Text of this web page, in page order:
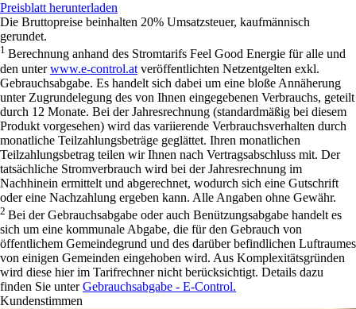
Preisblatt herunterladen
Die Bruttopreise beinhalten 20% Umsatzsteuer, kaufmännisch
gerundet.
1 Berechnung anhand des Stromtarifs Feel Good Energie für alle und
den unter www.e-control.at veröffentlichten Netzentgelten exkl.
Gebrauchsabgabe. Es handelt sich dabei um eine bloße Annäherung
unter Zugrundelegung des von Ihnen eingegebenen Verbrauchs, geteilt
durch 12 Monate. Bei der Jahresrechnung (standardmäßig bei diesem
Produkt vorgesehen) wird das variierende Verbrauchsverhalten durch
monatliche Teilzahlungsbeträge geglättet. Ihren monatlichen
Teilzahlungsbetrag teilen wir Ihnen nach Vertragsabschluss mit. Der
tatsächliche Stromverbrauch wird bei der Jahresrechnung im
Nachhinein ermittelt und abgerechnet, wodurch sich eine Gutschrift
oder eine Nachzahlung ergeben kann. Alle Angaben ohne Gewähr.
2 Bei der Gebrauchsabgabe oder auch Benützungsabgabe handelt es
sich um eine kommunale Abgabe, die für den Gebrauch von
öffentlichem Gemeindegrund und des darüber befindlichen Luftraumes
von einigen Gemeinden eingehoben wird. Aus Komplexitätsgründen
wird diese hier im Tarifrechner nicht berücksichtigt. Details dazu
finden Sie unter Gebrauchsabgabe - E-Control.
Kundenstimmen